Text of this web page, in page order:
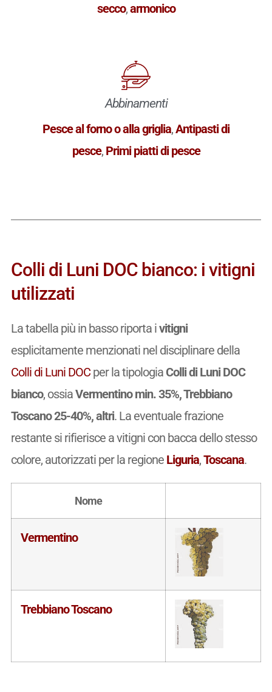
secco,armonico
Abbinamenti
Pesce al forno o alla griglia,Antipasti di
pesce, Primi piatti di pesce
Colli di Luni DOC bianco: i vitigni
utilizzati
La tabella più in basso riporta ivitigni
esplicitamente menzionati nel disciplinare della
Colli di Luni DOCper la tipologia Colli di Luni DOC
bianco, ossiaVermentino min. 35%, Trebbiano
Toscano 25-40%, altri. La eventuale frazione
restante si rifierisce a vitigni con bacca dello stesso
colore, autorizzati per la regione Liguria,Toscana.
Nome
Vermentino
Trebbiano Toscano